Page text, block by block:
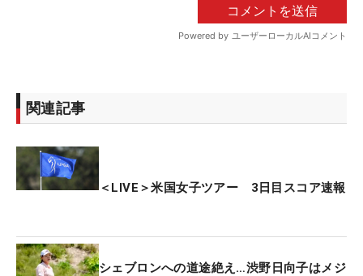
関連記事
＜LIVE＞米国女子ツアー 3日目スコア速報
シェブロンへの道途絶え…渋野日向子はメジ